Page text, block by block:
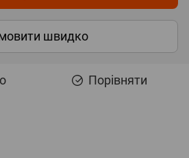
швидко
Порівняти